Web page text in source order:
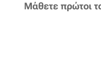
Μάθετε πρώτοι